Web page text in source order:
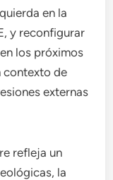
en la
y reconfigurar
los próximos
contexto de
externas
refleja un
la